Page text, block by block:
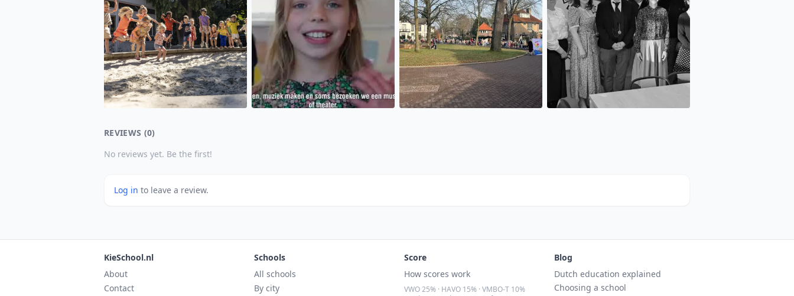
REVIEWS (0)
No reviews yet. Be the first!
Log in to leave a review.
KieSchool.nl
About
Contact
Schools
All schools
By city
Score
How scores work
VWO 25% · HAVO 15% · VMBO-T 10%
Blog
Dutch education explained
Choosing a school